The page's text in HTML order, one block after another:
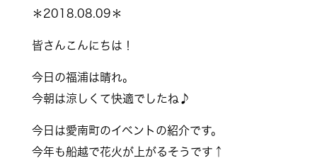
＊2018.08.09＊
皆さんこんにちは！
今日の福浦は晴れ。
今朝は涼しくて快適でしたね♪
今日は愛南町のイベントの紹介です。
今年も船越で花火が上がるそうです↑